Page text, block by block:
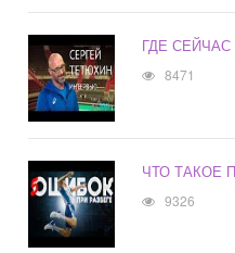
ГДЕ
8471
ЧТО ТАКОЕ
9326